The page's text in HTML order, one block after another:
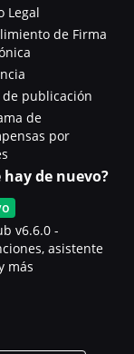
Legal
de Firma
de publicación
de
por
hay de nuevo?
v6.6.0 -
asistente
más